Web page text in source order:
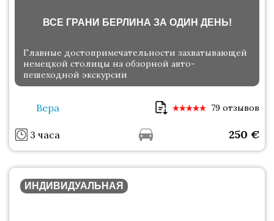
ВСЕ ГРАНИ БЕРЛИНА ЗА ОДИН ДЕНЬ!
Главные достопримечательности захватывающей
немецкой столицы на обзорной авто-
пешеходной экскурсии
Вера 79 отзывов
3 часа 250 €
ИНДИВИДУАЛЬНАЯ